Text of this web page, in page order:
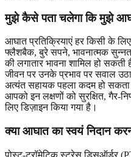
मुझे कैसे पता चलेगा कि मुझे
आघात प्रतिक्रियाएं हर किसी के
फ्लैशबैक, बुरे सपने, भावनात्मक
की लगातार भावना शामिल हो
जीवन पर उनके प्रभाव पर सवाल
अत्यंत सहायक पहला कदम हो सकता
आपको इन लक्षणों को सुरक्षित, गैर-
लिए डिज़ाइन किया गया है।
क्या आघात का स्वयं निदान
पोस्ट-ट्रॉमेटिक स्ट्रेस डिसऑर्डर